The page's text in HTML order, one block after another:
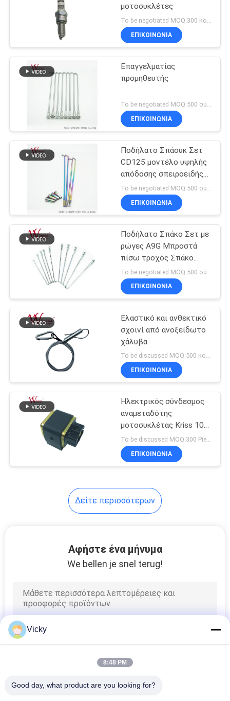
ΠΟΛΙΤΙΚΉ
ΜΥΣΤΙΚΌΤΗΤΑΣ
Μέρη φρένων
μοτοσικλετών
33
Μέλη του σώματος
μοτοσικλετών
121
Μέρη εξαρτημάτων
μοτοσικλετών
24
Περισσότερα
καυτά προϊόντα
μοτοσυκλέτες
To be negotiated MOQ:300 κομμάτια
ΕΠΙΚΟΙΝΩΝΙΑ
Επαγγελματίας
προμηθευτής
ΕΠΙΚΟΙΝΩΝΙΑ
Ποδήλατο Σπάουκ Σετ
CD125 μοντέλο υψηλής
απόδοσης σπειροειδής
στρεβλωμένο ατσάλι
βρόμικα ποδήλατα
ΕΠΙΚΟΙΝΩΝΙΑ
Ποδήλατο Σπάκο Σετ με
ρώγες A9G Μπροστά
πίσω τροχός Σπάκο
Ασημένιο WIMMA
ΕΠΙΚΟΙΝΩΝΙΑ
Ελαστικό και ανθεκτικό
σχοινί από ανοξείδωτο
χάλυβα
To be discussed MOQ:500 κομμάτια
ΕΠΙΚΟΙΝΩΝΙΑ
Ηλεκτρικός σύνδεσμος
αναμεταδότης
μοτοσυκλέτας Kriss 100
για αγοραστές B2B Καλή
απόδοση Άντρας 6,3mm
To be discussed MOQ:300 Pieces
ΕΠΙΚΟΙΝΩΝΙΑ
Δείτε περισσότερων
Αφήστε ένα μήνυμα
We bellen je snel terug!
Vicky
8:48 PM
Good day, what product are you looking for?